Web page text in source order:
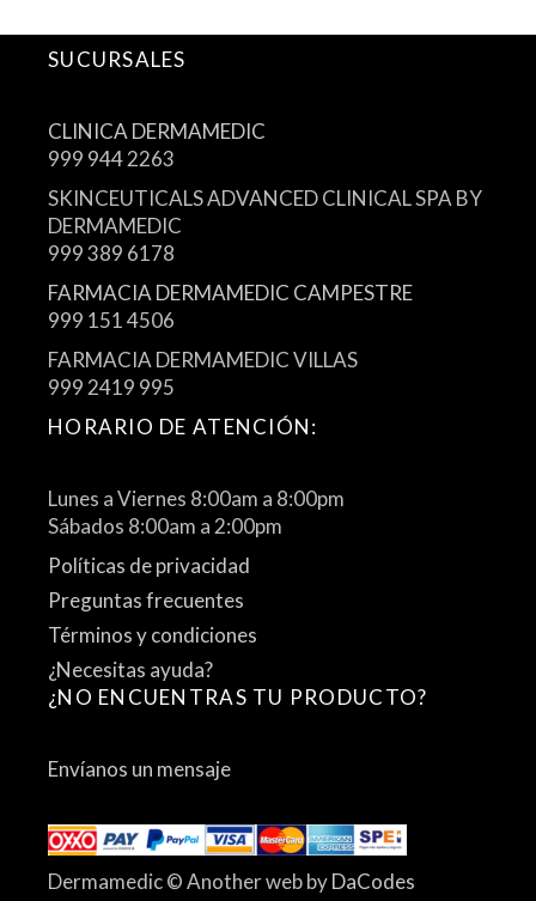
SUCURSALES
CLINICA DERMAMEDIC
999 944 2263
SKINCEUTICALS ADVANCED CLINICAL SPA BY
DERMAMEDIC
999 389 6178
FARMACIA DERMAMEDIC CAMPESTRE
999 151 4506
FARMACIA DERMAMEDIC VILLAS
999 2419 995
HORARIO DE ATENCIÓN:
Lunes a Viernes 8:00am a 8:00pm
Sábados 8:00am a 2:00pm
Políticas de privacidad
Preguntas frecuentes
Términos y condiciones
¿Necesitas ayuda?
¿NO ENCUENTRAS TU PRODUCTO?
Envíanos un mensaje
Dermamedic © Another web byDaCodes